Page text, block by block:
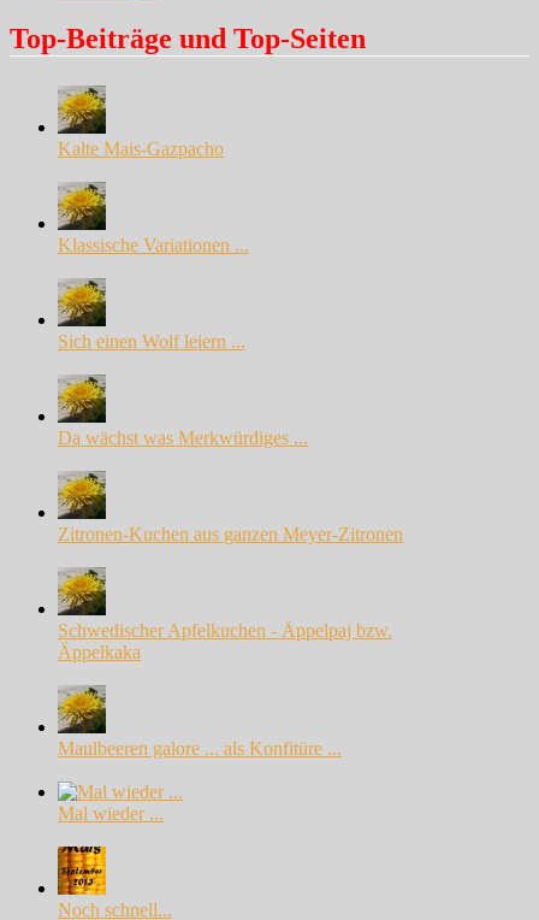
Top-Beiträge und Top-Seiten
Kalte Mais-Gazpacho
Klassische Variationen ...
Sich einen Wolf leiern ...
Da wächst was Merkwürdiges ...
Zitronen-Kuchen aus ganzen Meyer-Zitronen
Schwedischer Apfelkuchen - Äppelpaj bzw.
Äppelkaka
Maulbeeren galore ... als Konfitüre ...
Mal wieder ...
Noch schnell...